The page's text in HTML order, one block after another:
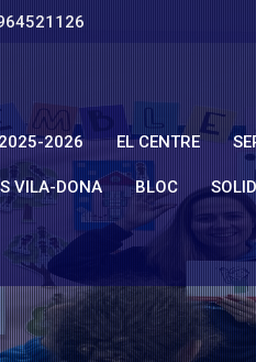
2026 EL CENTRE
VILA-DONA BLOC